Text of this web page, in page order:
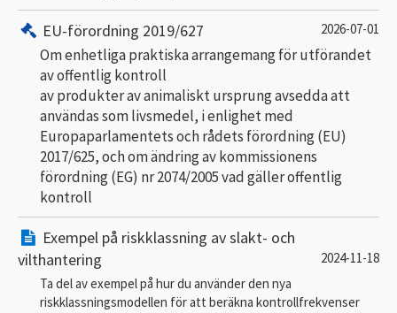
EU-förordning 2019/627 2026-07-01
Om enhetliga praktiska arrangemang för utförandet
av offentlig kontroll
av produkter av animaliskt ursprung avsedda att
användas som livsmedel, i enlighet med
Europaparlamentets och rådets förordning (EU)
2017/625, och om ändring av kommissionens
förordning (EG) nr 2074/2005 vad gäller offentlig
kontroll
Exempel på riskklassning av slakt- och
vilthantering
2024-11-18
Ta del av exempel på hur du använder den nya
riskklassningsmodellen för att beräkna kontrollfrekvenser